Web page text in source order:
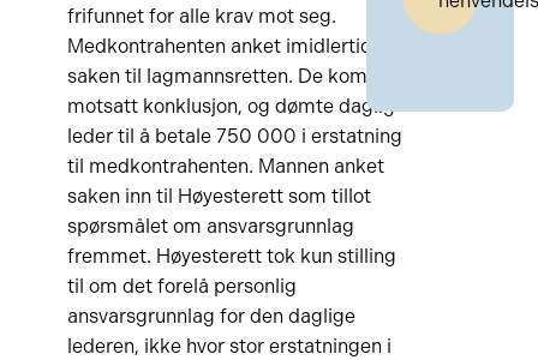
frifunnet for alle krav mot seg.
Medkontrahenten anket imidlertid
saken til lagmannsretten. De kom til
motsatt konklusjon, og dømte daglig
leder til å betale 750 000 i erstatning
til medkontrahenten. Mannen anket
saken inn til Høyesterett som tillot
spørsmålet om ansvarsgrunnlag
fremmet. Høyesterett tok kun stilling
til om det forelå personlig
ansvarsgrunnlag for den daglige
lederen, ikke hvor stor erstatningen i